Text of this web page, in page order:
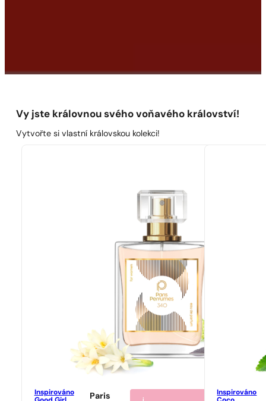
Vy jste královnou svého voňavého království!
Vytvořte si vlastní královskou kolekci!
Inspirováno
Paris
Inspirováno